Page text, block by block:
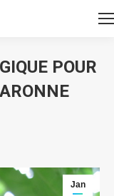
POUR
Jan